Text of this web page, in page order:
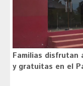
Familias disfrutan
y gratuitas en el